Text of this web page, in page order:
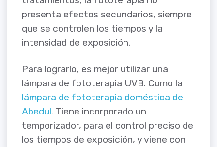
presenta efectos secundarios, siempre
que se controlen los tiempos y la
intensidad de exposición.
Para lograrlo, es mejor utilizar una
lámpara de fototerapia UVB. Como la
lámpara de fototerapia doméstica de
Abedul. Tiene incorporado un
temporizador, para el control preciso de
los tiempos de exposición, y viene con